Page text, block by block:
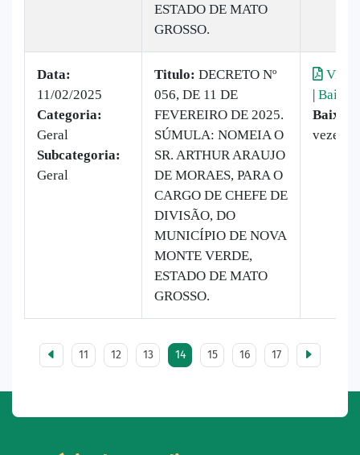
ESTADO DE MATO
GROSSO.
Data:
11/02/2025
Categoria:
Geral
Subcategoria:
Geral
Titulo: DECRETO Nº
056, DE 11 DE
FEVEREIRO DE 2025.
SÚMULA: NOMEIA O
SR. ARTHUR ARAUJO
DE MORAES, PARA O
CARGO DE CHEFE DE
DIVISÃO, DO
MUNICÍPIO DE NOVA
MONTE VERDE,
ESTADO DE MATO
GROSSO.
| Baixar
vezes
11 12 13 14 15 16 17